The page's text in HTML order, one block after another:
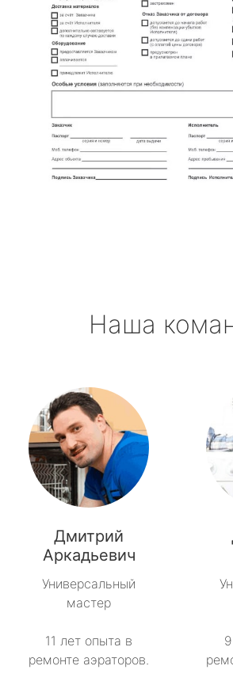
Наша
Дмитрий
Аркадьевич
Универсальный
мастер
11 лет опыта в
ремонте аэраторов.